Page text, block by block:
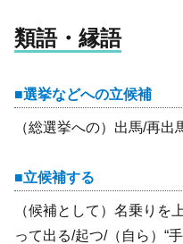
類語・縁語
選挙などへの立候補
（総選挙への）出馬/再出
立候補する
（候補として）名乗りを
って出る/起つ/（自ら）“